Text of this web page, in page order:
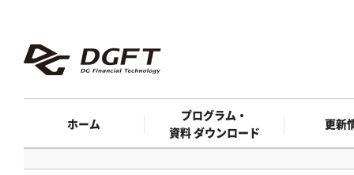
ホーム
プログラム・
資料 ダウンロード
更新